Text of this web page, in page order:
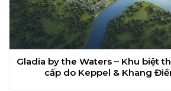
Gladia by the Waters – Khu biệt
cấp do Keppel & Khang